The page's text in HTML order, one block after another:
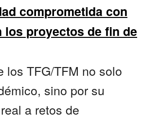
comprometida con
los proyectos de fin de
los TFG/TFM no solo
sino por su
a retos de